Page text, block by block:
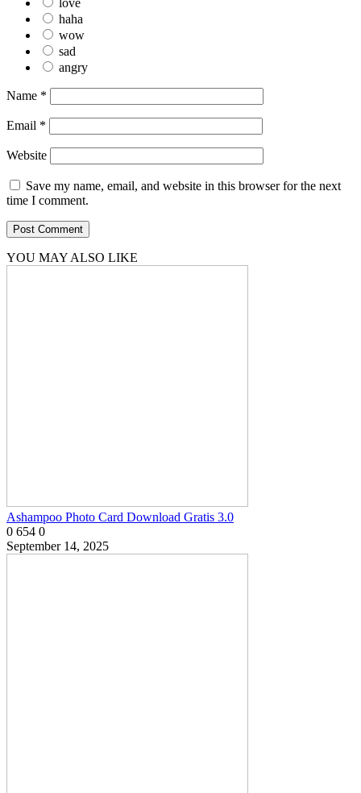
love
haha
wow
sad
angry
Name *
Email *
Website
Save my name, email, and website in this browser for the next
time I comment.
YOU MAY ALSO LIKE
Ashampoo Photo Card Download Gratis 3.0
0 654 0
September 14, 2025